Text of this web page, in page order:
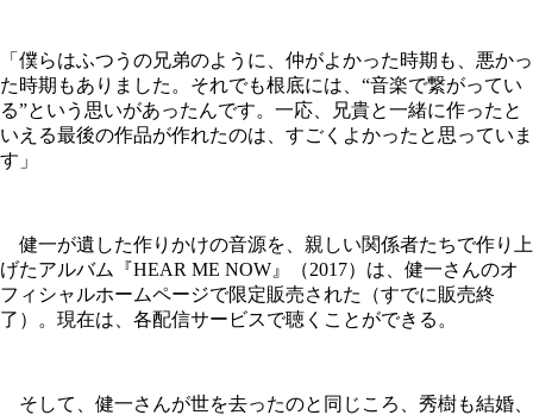
「僕らはふつうの兄弟のように、仲がよかった時期も、悪かっ
た時期もありました。それでも根底には、“音楽で繋がってい
る”という思いがあったんです。一応、兄貴と一緒に作ったと
いえる最後の作品が作れたのは、すごくよかったと思っていま
す」
健一が遺した作りかけの音源を、親しい関係者たちで作り上
げたアルバム『HEAR ME NOW』（2017）は、健一さんのオ
フィシャルホームページで限定販売された（すでに販売終
了）。現在は、各配信サービスで聴くことができる。
そして、健一さんが世を去ったのと同じころ、秀樹も結婚、